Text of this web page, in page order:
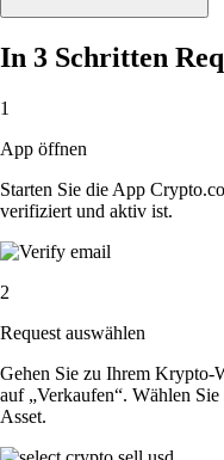
In 3 Schritten
1
App öffnen
Starten Sie die App
verifiziert und aktiv ist.
2
Request auswählen
Gehen Sie zu Ihrem Krypto-
auf „Verkaufen“. Wählen
Asset.